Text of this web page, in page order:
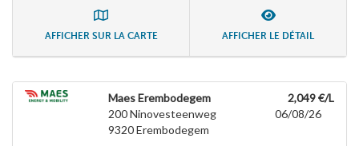
AFFICHER SUR LA CARTE AFFICHER LE DÉTAIL
Maes Erembodegem
200 Ninovesteenweg
9320Erembodegem
2,049 €/L
06/08/26